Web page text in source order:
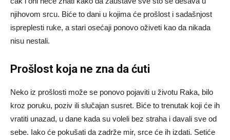
njihovom srcu. Biće to dani u kojima će prošlost i sadašnjost
ispreplesti ruke, a stari osećaji ponovo oživeti kao da nikada
nisu nestali.
Prošlost koja ne zna da ćuti
Neko iz prošlosti može se ponovo pojaviti u životu Raka, bilo
kroz poruku, poziv ili slučajan susret. Biće to trenutak koji će ih
vratiti unazad, u dane kada su voleli bez straha i davali sve od
sebe. Iako će pokušati da zadrže mir, srce će ih izdati. Setiće